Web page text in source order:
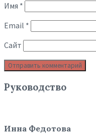
Имя *
Email *
Сайт
Руководство
Инна Федотова